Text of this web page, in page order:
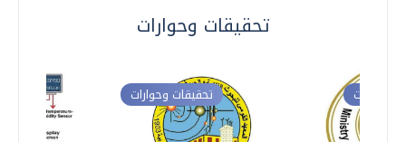
تحقيقات وحوارات
تحقيقات وحوارات وحوارات